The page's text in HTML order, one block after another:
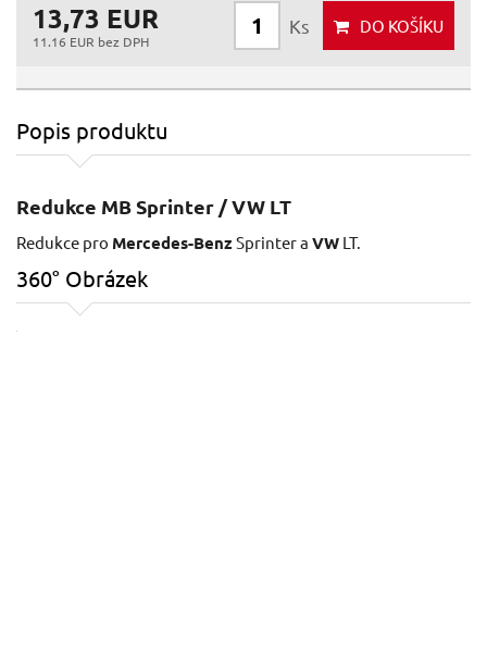
13,73 EUR
11.16 EUR bez DPH
Ks DO KOŠÍKU
Popis produktu
Redukce MB Sprinter / VW LT
Redukce pro Mercedes-Benz Sprinter a VW LT.
360° Obrázek